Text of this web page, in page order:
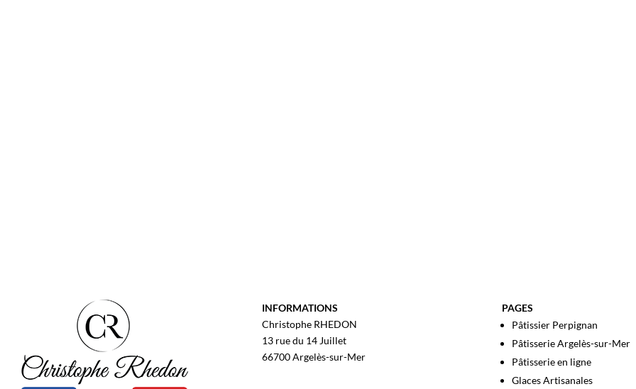
INFORMATIONS
Christophe RHEDON
13 rue du 14 Juillet
66700 Argelès-sur-Mer
PAGES
Pâtissier Perpignan
Pâtisserie Argelès-sur-Mer
Pâtisserie en ligne
Glaces Artisanales